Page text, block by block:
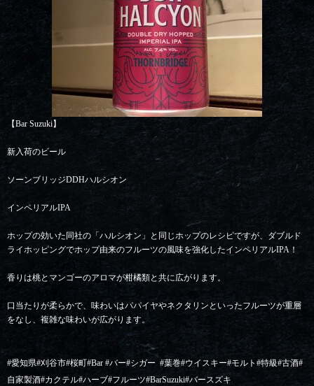
【Bar Suzuki】
新入荷のビール
ソーンブリッジDDHハルシオン
インペリアルIPA
ホップの効いた同社の「ハルシオン」と同じホップのレシピですが、ダブルド
ライホッピングでホップ由来のフルーツの風味を強化したインペリアルIPA！
香りは桃とマンゴーのアロマが柑橘類と共に広がります。
口当たりが柔らかで、味わいはパパイヤやネクタリンといったフルーツが重層
をなし、複雑な味わいが広がります。
#愛知県#刈谷市#桜町#Bar #バー#シガー #葉巻#ウイスキー#モルト#特級#古酒#
自家製酒#カクテル#ハーブ#フルーツ#BarSuzuki#バースズキ